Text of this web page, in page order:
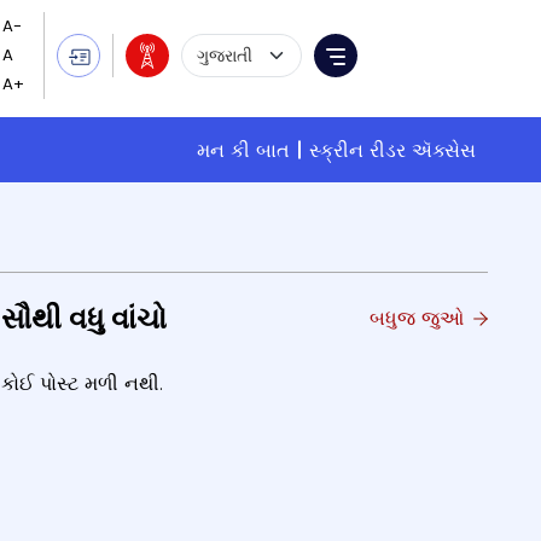
Language Selection
Menu
મન કી બાત સ્ક્રીન રીડર ઍક્સેસ
સૌથી વધુ વાંચો બધુજ જુઓ
કોઈ પોસ્ટ મળી નથી.